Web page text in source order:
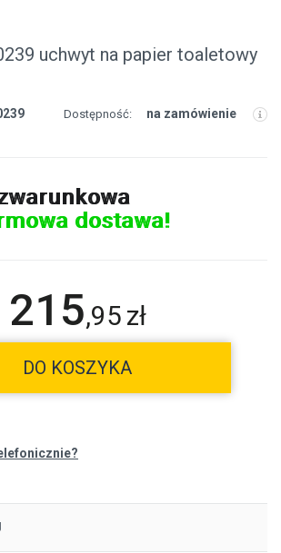
uchwyt na papier toaletowy
Dostępność: na zamówienie
dostawa!
215,95 zł
DO KOSZYKA